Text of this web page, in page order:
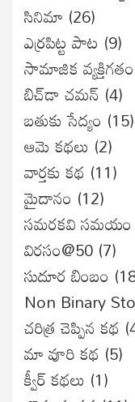
సినిమా (26)
ఎర్రపిట్ట పాట (9)
సామాజిక వ్యక్తిగతం
బిచ్‌డా చమన్ (4)
బతుకు సేద్యం (15)
ఆమె కథలు (2)
వార్తకు కథ (11)
మైదానం (12)
సమరకవి సమయం
విరసం@50 (7)
సుదూర బింబం
Non Binary
చరిత్ర చెప్పిన కథ
మా వూరి కథ (5)
క్వీర్ కథలు (1)